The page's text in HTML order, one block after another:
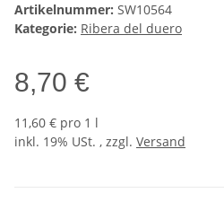
Artikelnummer: SW10564
Kategorie: Ribera del duero
8,70 €
11,60 € pro 1 l
inkl. 19% USt. , zzgl. Versand